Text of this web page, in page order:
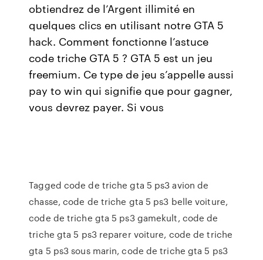
obtiendrez de l’Argent illimité en
quelques clics en utilisant notre GTA 5
hack. Comment fonctionne l’astuce
code triche GTA 5 ? GTA 5 est un jeu
freemium. Ce type de jeu s’appelle aussi
pay to win qui signifie que pour gagner,
vous devrez payer. Si vous
Tagged code de triche gta 5 ps3 avion de
chasse, code de triche gta 5 ps3 belle voiture,
code de triche gta 5 ps3 gamekult, code de
triche gta 5 ps3 reparer voiture, code de triche
gta 5 ps3 sous marin, code de triche gta 5 ps3